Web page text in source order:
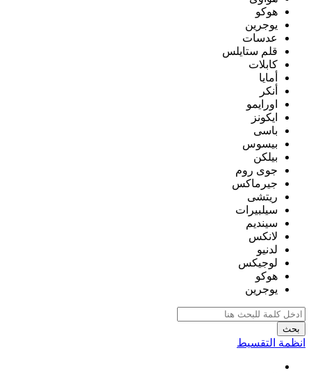
هوكو
يوجرين
عدسات
قلم ستايلس
كابلات
أمايا
أنكر
اورايمو
ايكونز
باسى
بيسوس
بيلكن
جوى روم
جيرماكس
ريتشى
سيلبيرات
سينديم
لانكس
لدنيو
لوجيكس
هوكو
يوجرين
بحث
انظمة التقسيط